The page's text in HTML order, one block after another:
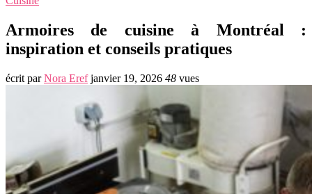
Armoires de cuisine à Montréal :
inspiration et conseils pratiques
écrit parNora Eref janvier 19, 2026 48 vues